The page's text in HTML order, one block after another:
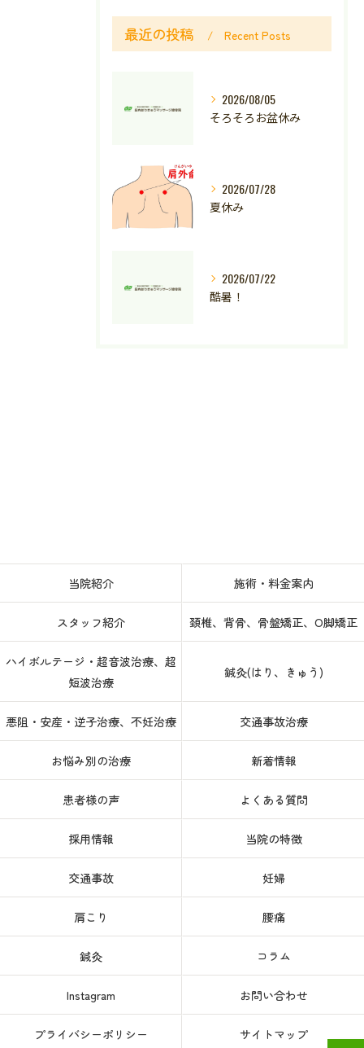
最近の投稿 Recent Posts
2026/08/05
そろそろお盆休み
2026/07/28
夏休み
2026/07/22
酷暑！
当院紹介 施術・料金案内
スタッフ紹介 頚椎、背骨、骨盤矯正、O脚矯正
ハイボルテージ・超音波治療、超
短波治療
鍼灸(はり、きゅう)
悪阻・安産・逆子治療、不妊治療 交通事故治療
お悩み別の治療 新着情報
患者様の声 よくある質問
採用情報 当院の特徴
交通事故 妊婦
肩こり 腰痛
鍼灸 コラム
Instagram お問い合わせ
プライバシーポリシー サイトマップ